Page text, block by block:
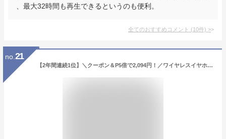
、最大32時間も再生できるというのも便利。
全てのおすすめコメント (10件) >
no. 21
【2年間連続1位】＼クーポン＆P5倍で2,094円！／ワイヤレスイヤホン Bluetooth5.4 2025最新型 LCD残量表示 EDR搭載ノイズキャンセリング 自動ペアリング ブルートゥースイヤホン 重低音 軽量IPX7防水 36H連続再生 Type‐C急速充電AAC対応 iPhone/Android対応 通勤/通学